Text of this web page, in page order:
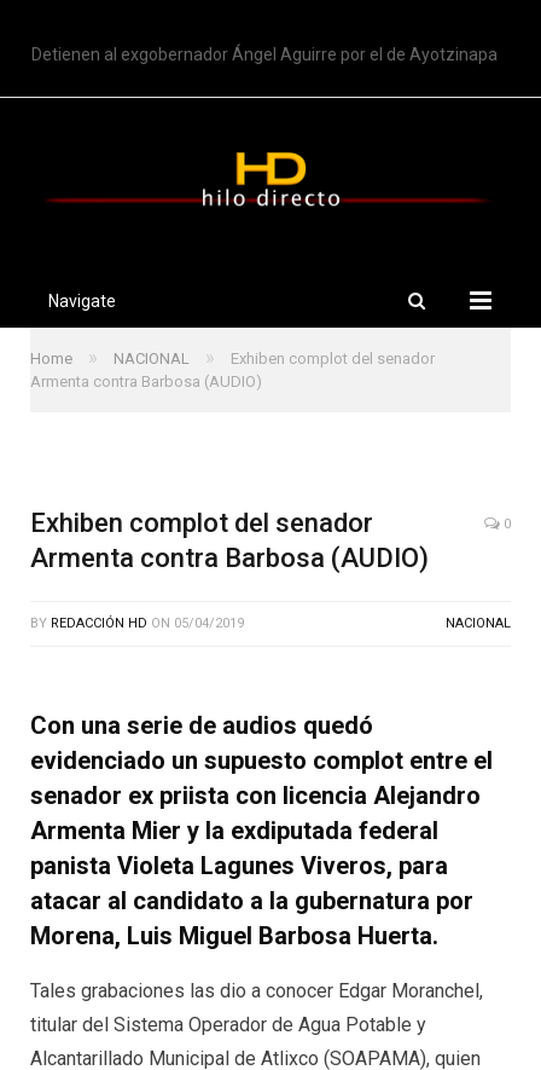
Detienen al exgobernador Ángel Aguirre por el de Ayotzinapa
Navigate
Home » NACIONAL »
Exhiben complot del senador
Armenta contra Barbosa (AUDIO)
Exhiben complot del senador
Armenta contra Barbosa (AUDIO)
0
BY REDACCIÓN HD ON 05/04/2019 NACIONAL
Con una serie de audios quedó
evidenciado un supuesto complot entre el
senador ex priista con licencia Alejandro
Armenta Mier y la exdiputada federal
panista Violeta Lagunes Viveros, para
atacar al candidato a la gubernatura por
Morena, Luis Miguel Barbosa Huerta.
Tales grabaciones las dio a conocer Edgar Moranchel,
titular del Sistema Operador de Agua Potable y
Alcantarillado Municipal de Atlixco (SOAPAMA), quien